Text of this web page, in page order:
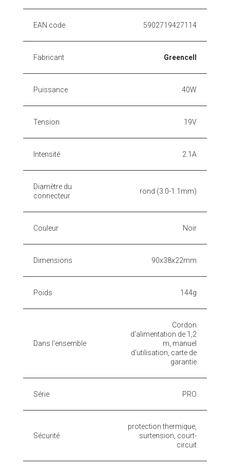
EAN code 5902719427114
Fabricant Greencell
Puissance 40W
Tension 19V
Intensité 2.1A
Diamètre du
connecteur
rond (3.0-1.1mm)
Couleur Noir
Dimensions 90x38x22mm
Poids 144g
Dans l'ensemble
Cordon
d'alimentation de 1,2
m, manuel
d'utilisation, carte de
garantie
Série PRO
Sécurité
protection thermique,
surtension, court-
circuit